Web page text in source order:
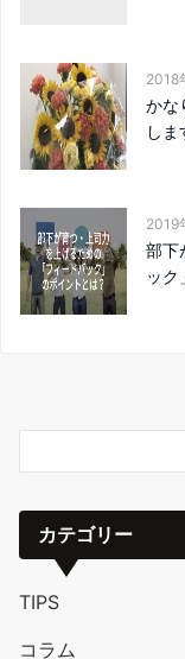
2018
かな
しま
2019
部下
ック
カテゴリー
TIPS
コラム